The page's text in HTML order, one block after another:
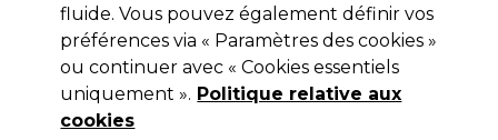
Sibel Nettoyeur de Brosses et
Peignes
(2)
4,68 €5,85 €
fluide. Vous pouvez également définir vos
préférences via « Paramètres des cookies »
ou continuer avec « Cookies essentiels
uniquement ». Politique relative aux
cookies